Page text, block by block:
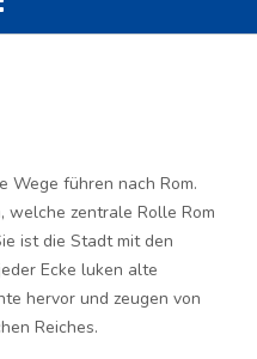
Wege führen nach Rom.
welche zentrale Rolle Rom
ist die Stadt mit den
Ecke luken alte
hervor und zeugen von
Reiches.